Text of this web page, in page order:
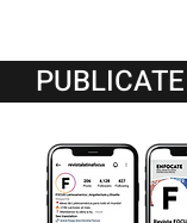
PUBLICATE